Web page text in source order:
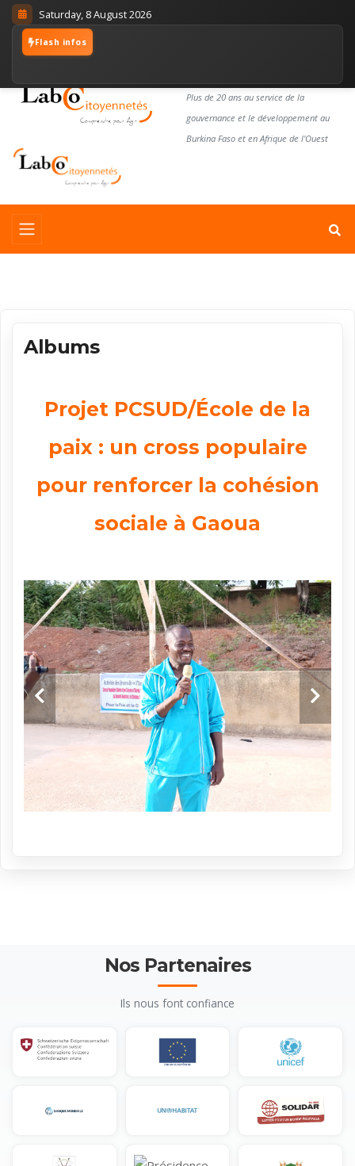
Saturday, 8 August 2026
Flash infos
Plus de 20 ans au service de la
gouvernance et le développement au
Burkina Faso et en Afrique de l'Ouest
Albums
Projet PCSUD/École de la
paix : un cross populaire
pour renforcer la cohésion
sociale à Gaoua
Nos Partenaires
Ils nous font confiance